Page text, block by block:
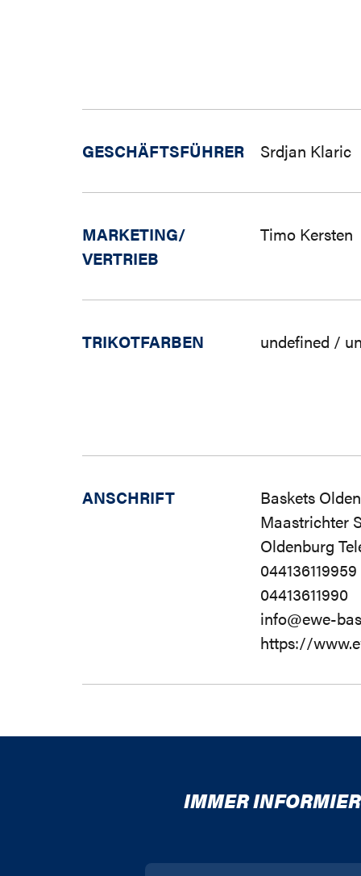
GESCHÄFTSFÜHRER Srdjan Klaric
MARKETING/
VERTRIEB
Timo Kersten
TRIKOTFARBEN undefined /
ANSCHRIFT
Baskets
Maastrichter
Oldenburg
04413611990
info@ewe-
https://
IMMER